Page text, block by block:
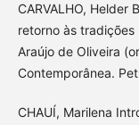
CARVALHO, Helder
retorno às
Araújo de Oliveira
Contemporânea.
CHAUÍ, Marilena